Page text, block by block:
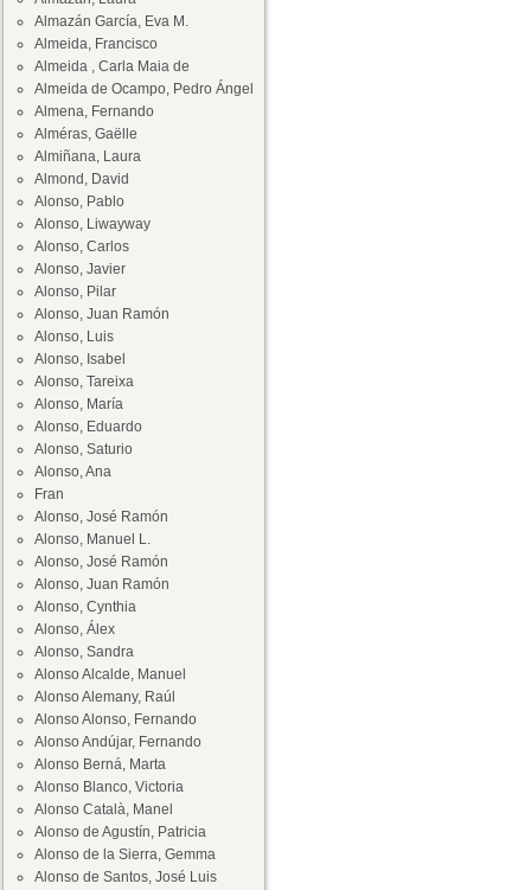
Almazán García, Eva M.
Almeida, Francisco
Almeida , Carla Maia de
Almeida de Ocampo, Pedro Ángel
Almena, Fernando
Alméras, Gaëlle
Almiñana, Laura
Almond, David
Alonso, Pablo
Alonso, Liwayway
Alonso, Carlos
Alonso, Javier
Alonso, Pilar
Alonso, Juan Ramón
Alonso, Luis
Alonso, Isabel
Alonso, Tareixa
Alonso, María
Alonso, Eduardo
Alonso, Saturio
Alonso, Ana
Fran
Alonso, José Ramón
Alonso, Manuel L.
Alonso, José Ramón
Alonso, Juan Ramón
Alonso, Cynthia
Alonso, Álex
Alonso, Sandra
Alonso Alcalde, Manuel
Alonso Alemany, Raúl
Alonso Alonso, Fernando
Alonso Andújar, Fernando
Alonso Berná, Marta
Alonso Blanco, Victoria
Alonso Català, Manel
Alonso de Agustín, Patricia
Alonso de la Sierra, Gemma
Alonso de Santos, José Luis